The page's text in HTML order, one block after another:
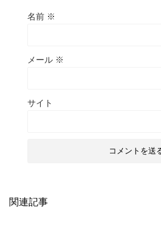
名前 ※
メール ※
サイト
関連記事